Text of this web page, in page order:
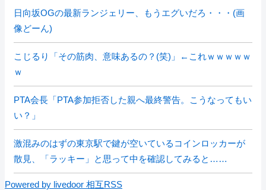
日向坂OGの最新ランジェリー、もうエグいだろ・・・(画
像どーん)
こじるり「その筋肉、意味あるの？(笑)」←これｗｗｗｗｗ
ｗ
PTA会長「PTA参加拒否した親へ最終警告。こうなってもい
い？」
激混みのはずの東京駅で鍵が空いているコインロッカーが
散見、「ラッキー」と思って中を確認してみると……
Powered by livedoor 相互RSS